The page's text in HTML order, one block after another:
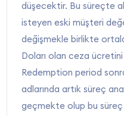
düşecektir. Bu süreçte
isteyen eski müşteri
değişmekle birlikte
Doları olan ceza
Redemption period
adlarında artık süreç
geçmekte olup bu süreç